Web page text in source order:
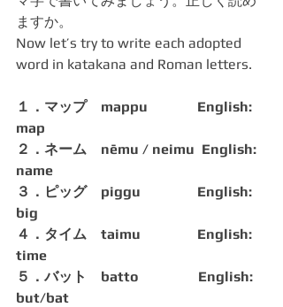
ますか。
Now let’s try to write each adopted
word in katakana and Roman letters.
１．マップ　mappu              English:
map
２．ネーム　nēmu / neimu  English:
name
３．ピッグ　piggu                English:
big
４．タイム　taimu                English:
time
５．バット　batto                 English:
but/bat